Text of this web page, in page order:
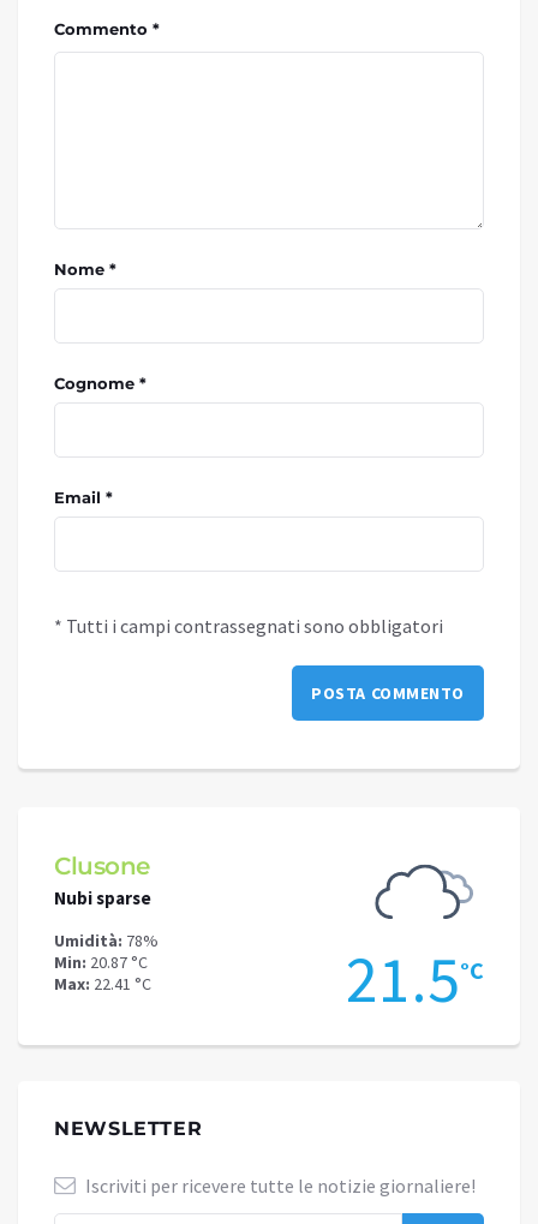
Commento *
Nome *
Cognome *
Email *
* Tutti i campi contrassegnati sono obbligatori
Clusone
Nubi sparse
Umidità: 78%
Min: 20.87 °C
Max: 22.41 °C 21.5°C
NEWSLETTER
Iscriviti per ricevere tutte le notizie giornaliere!